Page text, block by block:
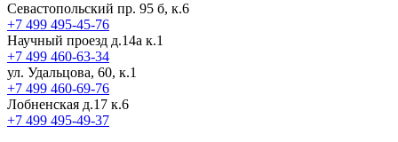
Севастопольский пр. 95 б, к.6
+7 499 495-45-76
Научный проезд д.14а к.1
+7 499 460-63-34
ул. Удальцова, 60, к.1
+7 499 460-69-76
Лобненская д.17 к.6
+7 499 495-49-37